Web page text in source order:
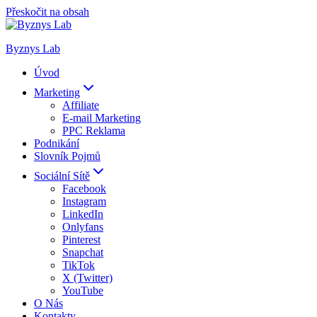
Přeskočit na obsah
Byznys Lab
Úvod
Marketing
Affiliate
E-mail Marketing
PPC Reklama
Podnikání
Slovník Pojmů
Sociální Sítě
Facebook
Instagram
LinkedIn
Onlyfans
Pinterest
Snapchat
TikTok
X (Twitter)
YouTube
O Nás